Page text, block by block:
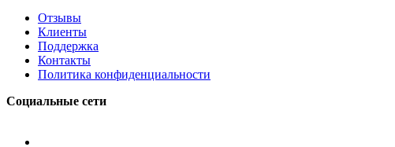
Отзывы
Клиенты
Поддержка
Контакты
Политика конфиденциальности
Социальные сети